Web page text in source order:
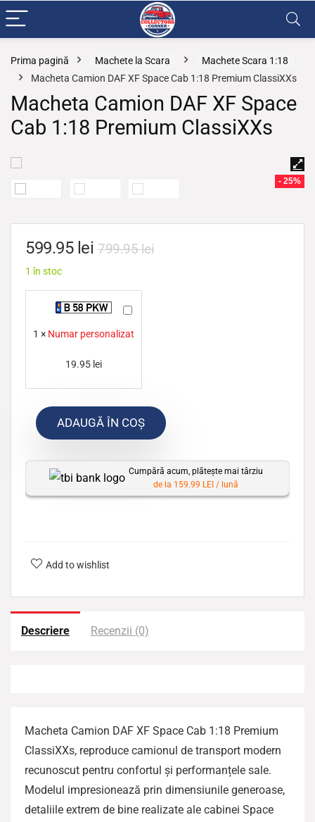
Prima pagină Machete la Scara
Machete Scara 1:18
Macheta Camion DAF XF Space Cab 1:18 Premium ClassiXXs
Macheta Camion DAF XF Space
Cab 1:18 Premium ClassiXXs
- 25%
799.95lei
599.95 lei
1 în stoc
N
u
r
p
e
t
1 × Numar personalizat
19.95 lei
ADAUGĂ ÎN COȘ
Cumpără acum, plătește mai târziu
de la 159.99 LEI / lună
Add to wishlist
Descriere Recenzii (0)
Macheta Camion DAF XF Space Cab 1:18 Premium
ClassiXXs, reproduce camionul de transport modern
recunoscut pentru confortul și performanțele sale.
Modelul impresionează prin dimensiunile generoase,
detaliile extrem de bine realizate ale cabinei Space